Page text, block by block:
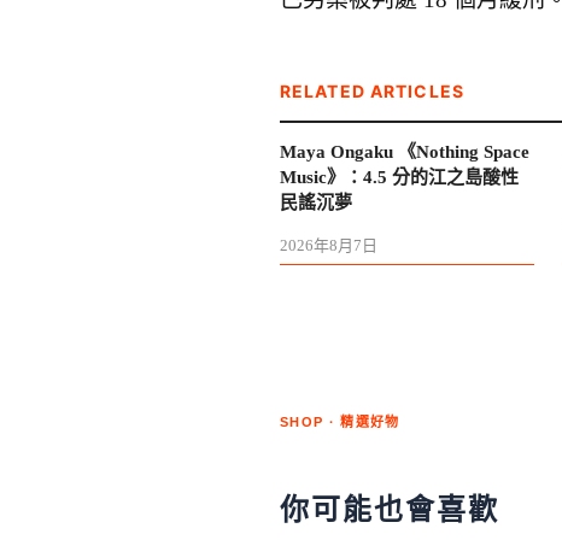
RELATED ARTICLES
Maya Ongaku 《Nothing Space
Music》：4.5 分的江之島酸性
民謠沉夢
2026年8月7日
SHOP · 精選好物
你可能也會喜歡